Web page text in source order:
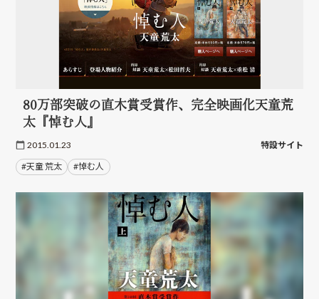
80万部突破の直木賞受賞作、完全映画化天童荒
太『悼む人』
2015.01.23 特設サイト
#天童 荒太 #悼む人